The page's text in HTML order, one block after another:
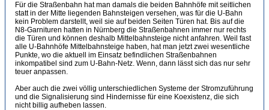
Für die Straßenbahn hat man damals die beiden Bahnhöfe mit seitlichen
statt in der Mitte liegenden Bahnsteigen versehen, was für die U-Bahn
kein Problem darstellt, weil sie auf beiden Seiten Türen hat. Bis auf die
N8-Garnituren hatten in Nürnberg die Straßenbahnen immer nur rechts
die Türen und können deshalb Mittelbahnsteige nicht anfahren. Weil fast
alle U-Bahnhöfe Mittelbahnsteige haben, hat man jetzt zwei wesentliche
Punkte, wo die aktuell im Einsatz befindlichen Straßenbahnen
inkompatibel sind zum U-Bahn-Netz. Wenn, dann lässt sich das nur sehr
teuer anpassen.
Aber auch die zwei völlig unterschiedlichen Systeme der Stromzuführung
und die Signalisierung sind Hindernisse für eine Koexistenz, die sich
nicht billig aufheben lassen.